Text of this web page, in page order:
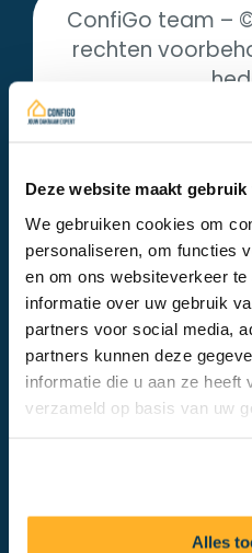
Deze website maakt
We gebruiken cookies om
personaliseren, om functies
en om ons websiteverkeer
informatie over uw gebruik
partners voor social media,
partners kunnen deze
informatie die u aan ze heeft
verzameld op basis van uw
Alles
ConfiGo team –
rechten
Niets uit dit
geautomatiseerd
en/of openbaar
vorm of op
elektronisch,
fotokopieën,
andere
toestemming
voor ons van